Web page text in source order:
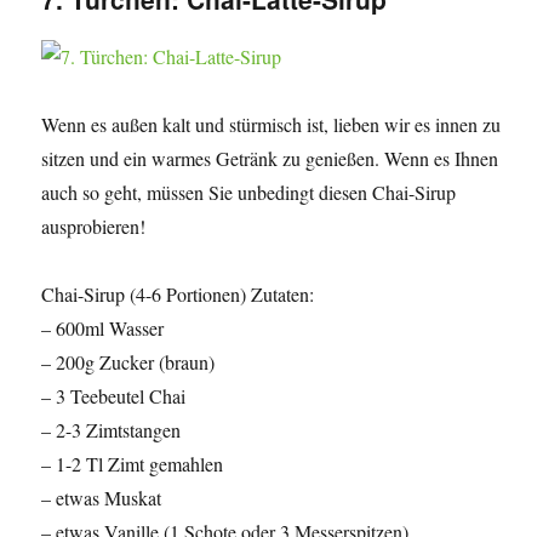
Wenn es außen kalt und stürmisch ist, lieben wir es innen zu
sitzen und ein warmes Getränk zu genießen. Wenn es Ihnen
auch so geht, müssen Sie unbedingt diesen Chai-Sirup
ausprobieren!
Chai-Sirup (4-6 Portionen) Zutaten:
– 600ml Wasser
– 200g Zucker (braun)
– 3 Teebeutel Chai
– 2-3 Zimtstangen
– 1-2 Tl Zimt gemahlen
– etwas Muskat
– etwas Vanille (1 Schote oder 3 Messerspitzen)